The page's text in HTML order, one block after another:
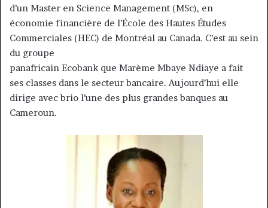
d’un Master en Science Management (MSc), en
économie financière de l’École des Hautes Études
Commerciales (HEC) de Montréal au Canada. C’est au sein
du groupe
panafricain Ecobank que Marème Mbaye Ndiaye a fait
ses classes dans le secteur bancaire. Aujourd’hui elle
dirige avec brio l’une des plus grandes banques au
Cameroun.